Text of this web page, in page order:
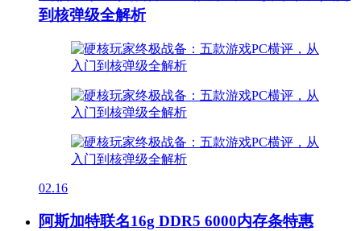
到核弹级全解析
02.16
阿斯加特联名16g DDR5 6000内存条特惠